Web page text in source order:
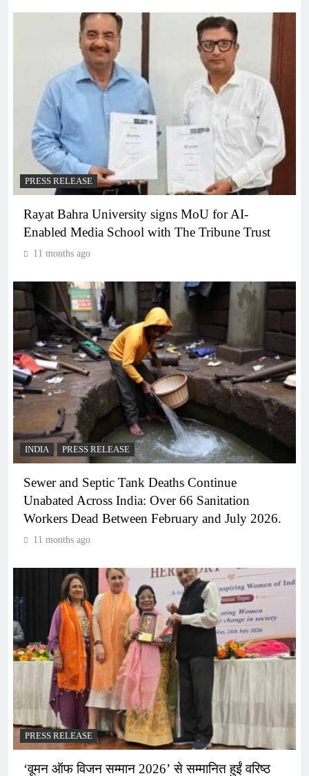
PRESS RELEASE
Rayat Bahra University signs MoU for AI-
Enabled Media School with The Tribune Trust
11 months ago
INDIA PRESS RELEASE
Sewer and Septic Tank Deaths Continue
Unabated Across India: Over 66 Sanitation
Workers Dead Between February and July 2026.
11 months ago
PRESS RELEASE
‘वूमन ऑफ विजन सम्मान 2026’ से सम्मानित हुईं वरिष्ठ